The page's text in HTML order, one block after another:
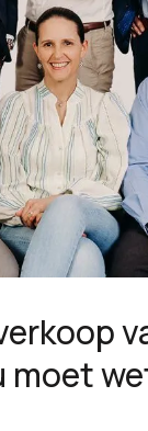
moet